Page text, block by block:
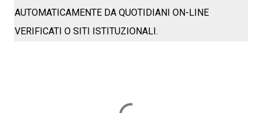
AUTOMATICAMENTE DA QUOTIDIANI ON-LINE
VERIFICATI O SITI ISTITUZIONALI.